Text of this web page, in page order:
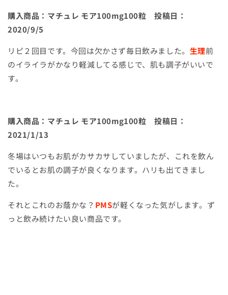
購入商品：マチュレ モア100mg100粒 投稿日：
2020/9/5
リピ２回目です。今回は欠かさず毎日飲みました。 生理前
のイライラがかなり軽減してる感じで、肌も調子がいいで
す。
購入商品：マチュレ モア100mg100粒 投稿日：
2021/1/13
冬場はいつもお肌がカサカサしていましたが、これを飲ん
でいるとお肌の調子が良くなります。ハリも出てきまし
た。
それとこれのお蔭かな？ PMSが軽くなった気がします。ず
っと飲み続けたい良い商品です。